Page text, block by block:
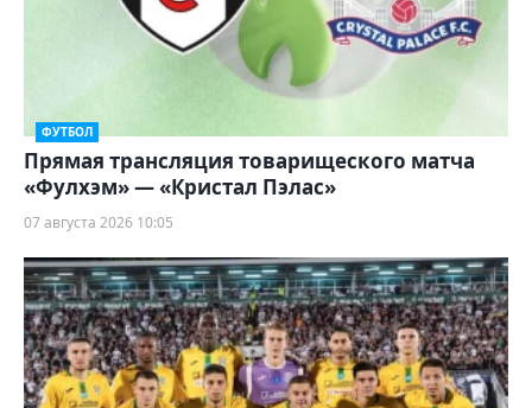
ФУТБОЛ
Прямая трансляция товарищеского матча
«Фулхэм» — «Кристал Пэлас»
07 августа 2026 10:05